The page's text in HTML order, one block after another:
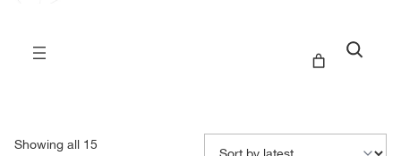
Buscar
Showing all 15